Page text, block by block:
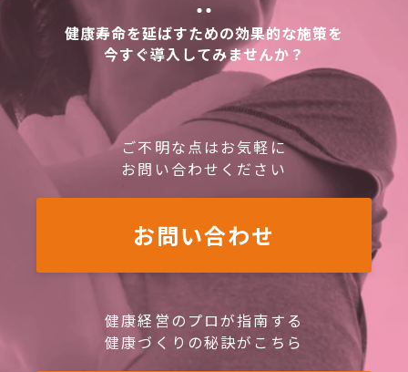
健康寿命を延ばすための効果的な施策を
今すぐ導入してみませんか？
ご不明な点はお気軽に
お問い合わせください
お問い合わせ
健康経営のプロが指南する
健康づくりの秘訣がこちら